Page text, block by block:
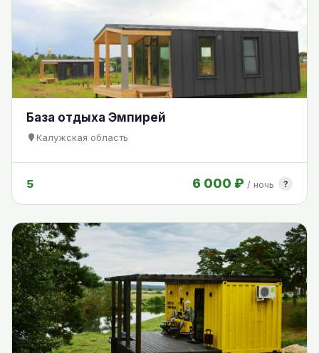
База отдыха Эмпирей
Калужская область
5 6 000 ₽ / ночь ?